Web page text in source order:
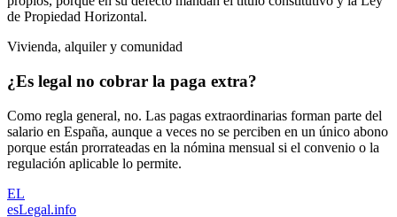
de Propiedad Horizontal.
Vivienda, alquiler y comunidad
¿Es legal no cobrar la paga extra?
Como regla general, no. Las pagas extraordinarias forman parte del
salario en España, aunque a veces no se perciben en un único abono
porque están prorrateadas en la nómina mensual si el convenio o la
regulación aplicable lo permite.
EL
esLegal.info